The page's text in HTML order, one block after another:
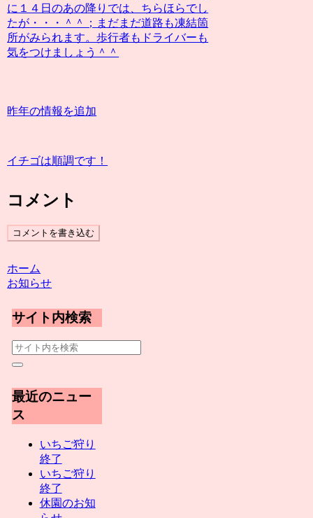
に１４日のあの降りでは、ちらほらでし
たが・・・＾＾；まだまだ道路も凍結箇
所がみられます。歩行者もドライバーも
気をつけましょう＾＾
昨年の情報を追加
イチゴは順調です！
コメント
コメントを書き込む
ホーム
お知らせ
サイト内検索
最近のニュー
ス
いちご狩り
終了
いちご狩り
終了
休園のお知